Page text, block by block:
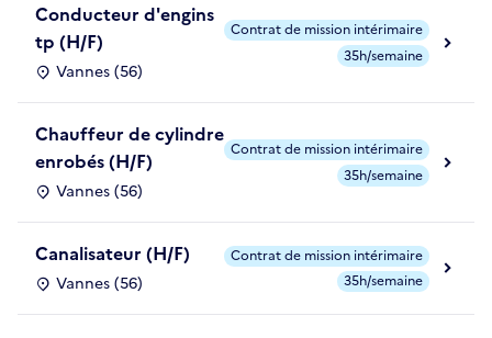
Conducteur d'engins
tp (H/F)
Vannes (56)
Contrat de mission intérimaire
35h/semaine
Chauffeur de cylindre
enrobés (H/F)
Vannes (56)
Contrat de mission intérimaire
35h/semaine
Canalisateur (H/F)
Vannes (56)
Contrat de mission intérimaire
35h/semaine